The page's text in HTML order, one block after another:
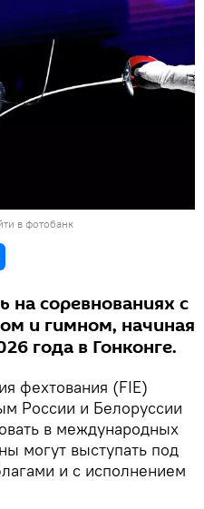
в фотобанк
на соревнованиях с
и гимном, начиная
года в Гонконге.
фехтования (FIE)
России и Белоруссии
в международных
могут выступать под
и с исполнением